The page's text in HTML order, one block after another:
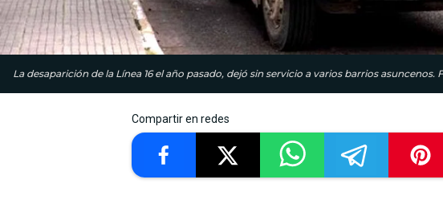
La desaparición de la Línea 16 el año pasado, dejó sin servicio a varios barrios asuncenos.
Compartir en redes